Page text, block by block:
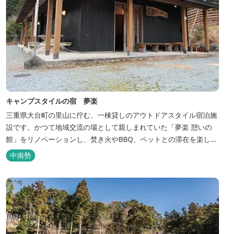
キャンプスタイルの宿 夢楽
三重県大台町の里山に佇む、一棟貸しのアウトドアスタイル宿泊施
設です。かつて地域交流の場として親しまれていた「夢楽 憩いの
館」をリノベーションし、焚き火やBBQ、ペットとの滞在を楽しめ
る“キャンプ気分”の宿として生まれ変わりました。 【営業時間】 チ
ェックイン 15：00（早めのチェックインご希望は予約時に要相
談） チェックアウト 9：00 【定休日】 不定休 【料金...
中南勢